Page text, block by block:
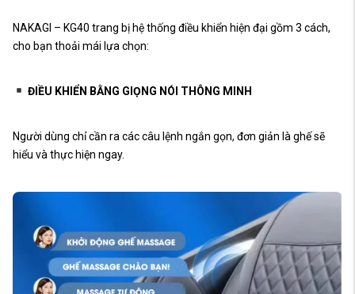
NAKAGI – KG40 trang bị hệ thống điều khiển hiện đại gồm 3 cách,
cho bạn thoải mái lựa chọn:
ĐIỀU KHIỂN BẰNG GIỌNG NÓI THÔNG MINH
Người dùng chỉ cần ra các câu lệnh ngắn gọn, đơn giản là ghế sẽ
hiểu và thực hiện ngay.